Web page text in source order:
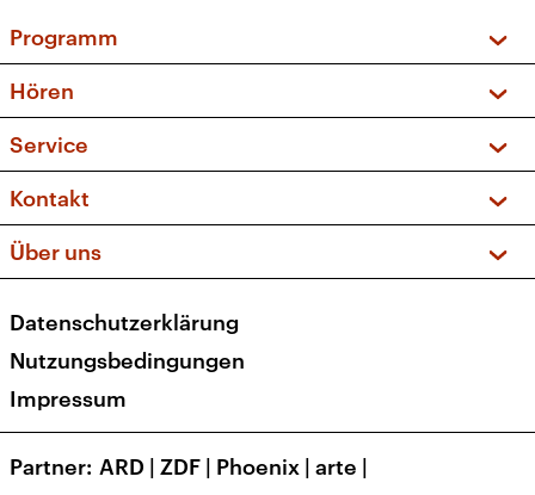
Programm
Sendungen und Podcasts
Musikliste
Kakadu – Das Kinderprogramm
Hören
Frequenzen (UKW + DAB+)
Service
FAQ
Apps
Newsletter
Veranstaltungen
Kontakt
Social Media
Über uns
Presse
Karriere
Transparenz
Datenschutzerklärung
Nutzungsbedingungen
Impressum
Partner ARD | ZDF | Phoenix | arte |